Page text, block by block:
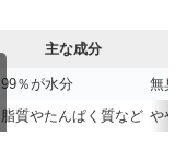
主な成分
99％が水分
無臭
脂質やたんぱく質など やや